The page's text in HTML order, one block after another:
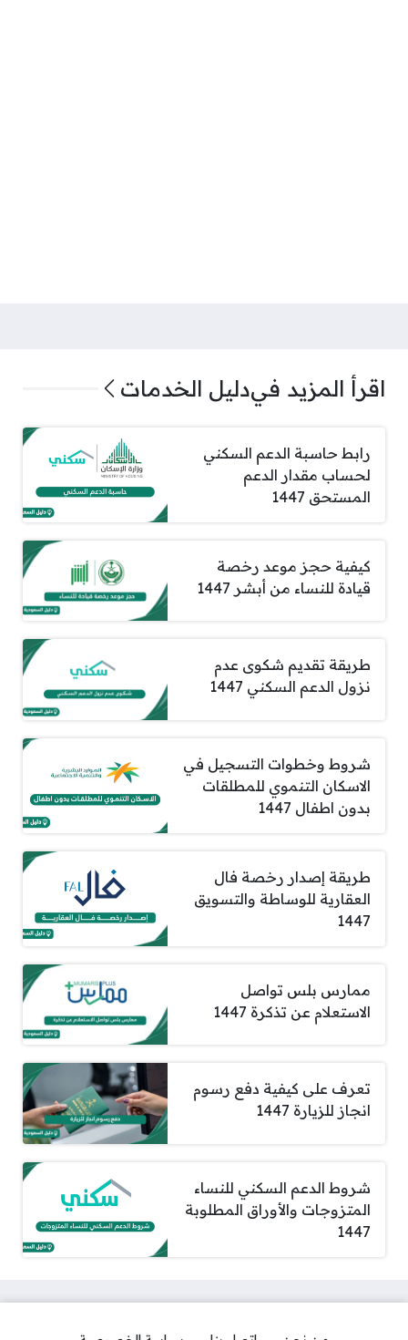
اقرأ المزيد فيدليل الخدمات
رابط حاسبة الدعم السكني
لحساب مقدار الدعم
المستحق 1447
كيفية حجز موعد رخصة
قيادة للنساء من أبشر 1447
طريقة تقديم شكوى عدم
نزول الدعم السكني 1447
شروط وخطوات التسجيل في
الاسكان التنموي للمطلقات
بدون اطفال 1447
طريقة إصدار رخصة فال
العقارية للوساطة والتسويق
1447
ممارس بلس تواصل
الاستعلام عن تذكرة 1447
تعرف على كيفية دفع رسوم
انجاز للزيارة 1447
شروط الدعم السكني للنساء
المتزوجات والأوراق المطلوبة
1447